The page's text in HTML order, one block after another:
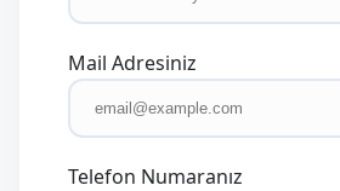
Mail Adresiniz
Telefon Numaranız